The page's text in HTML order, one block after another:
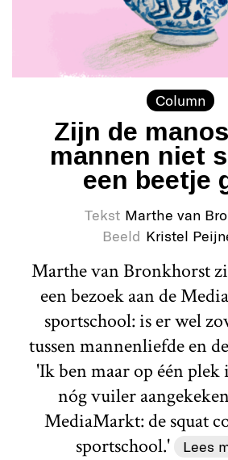
Column
Zijn de
mannen niet
een beetje
Tekst Marthe van
Beeld Kristel
Marthe van Bronkhorst
een bezoek aan de
sportschool: is er wel
tussen mannenliefde en
'Ik ben maar op één
nóg vuiler
MediaMarkt: de squat
sportschool.'
Lees